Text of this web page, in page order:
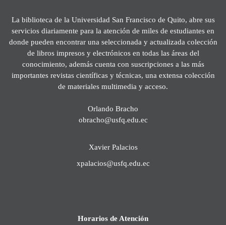
La biblioteca de la Universidad San Francisco de Quito, abre sus
servicios diariamente para la atención de miles de estudiantes en
donde pueden encontrar una seleccionada y actualizada colección
de libros impresos y electrónicos en todas las áreas del
conocimiento, además cuenta con suscripciones a las más
importantes revistas científicas y técnicas, una extensa colección
de materiales multimedia y acceso.
Orlando Bracho
obracho@usfq.edu.ec
Xavier Palacios
xpalacios@usfq.edu.ec
Horarios de Atención